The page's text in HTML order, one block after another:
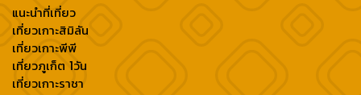
แนะนำที่เที่ยว
เที่ยวเกาะสิมิลัน
เที่ยวเกาะพีพี
เที่ยวภูเก็ต 1วัน
เที่ยวเกาะราชา